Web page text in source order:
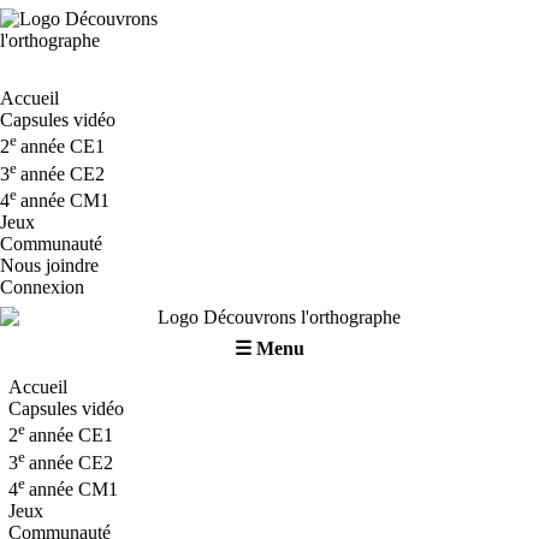
Accueil
Capsules vidéo
2e année CE1
3e année CE2
4e année CM1
Jeux
Communauté
Nous joindre
Connexion
☰ Menu
Accueil
Capsules vidéo
2e année CE1
3e année CE2
4e année CM1
Jeux
Communauté